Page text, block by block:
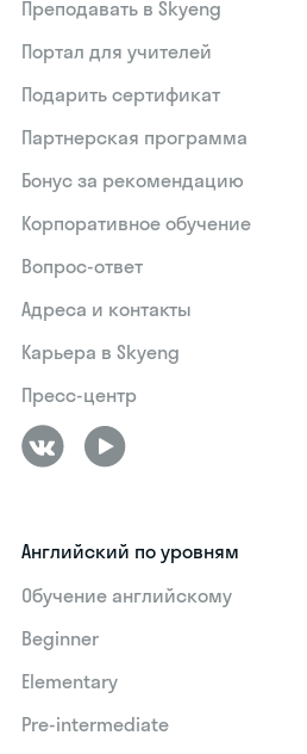
Преподавать в Skyeng
Портал для учителей
Подарить сертификат
Партнерская программа
Бонус за рекомендацию
Корпоративное обучение
Вопрос-ответ
Адреса и контакты
Карьера в Skyeng
Пресс-центр
Английский по уровням
Обучение английскому
Beginner
Elementary
Pre-intermediate